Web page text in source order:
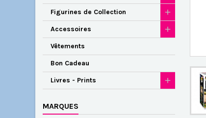
Figurines de Collection
Accessoires
Vêtements
Bon Cadeau
Livres - Prints
MARQUES